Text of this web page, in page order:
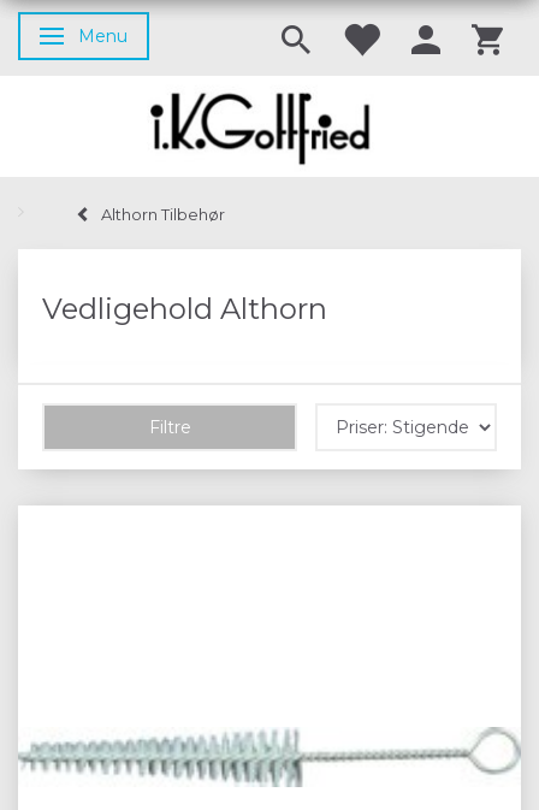
Skifte navigation
Menu
Althorn Tilbehør
Vedligehold Althorn
Filtre